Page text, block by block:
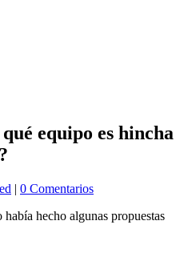
equipo es hincha
| 0 Comentarios
hecho algunas propuestas